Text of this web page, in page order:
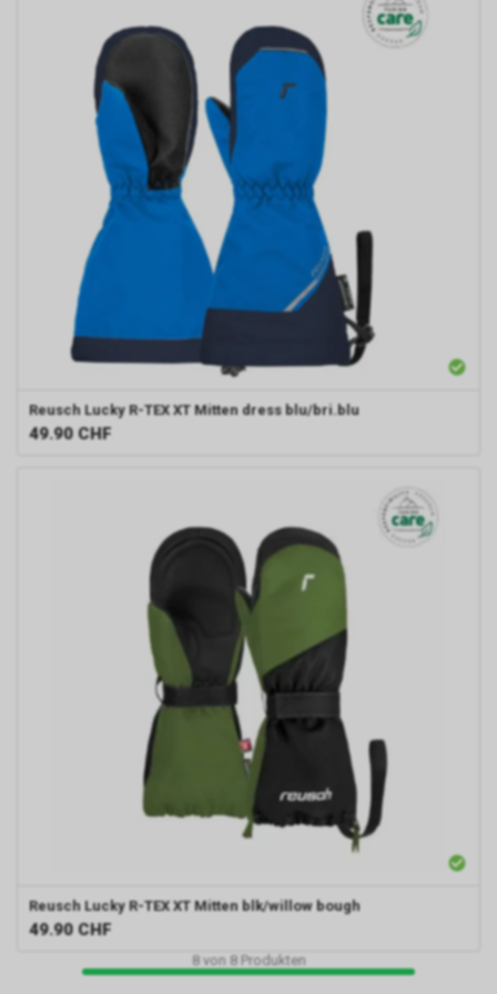
Reusch Lucky R-TEX XT Mitten dress blu/bri.blu
49.90 CHF
Reusch Lucky R-TEX XT Mitten blk/willow bough
49.90 CHF
8von 8Produkten